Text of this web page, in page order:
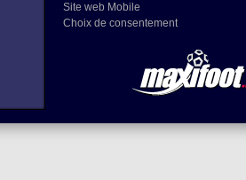
Site web Mobile
Choix de consentement